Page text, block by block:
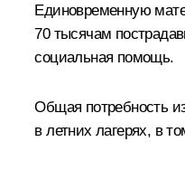
Единовременную
70 тысячам
социальная помощь.
Общая потребность
в летних лагерях, в